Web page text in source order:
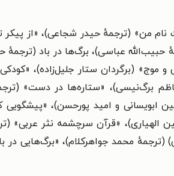
من» (ترجمهٔ حیدر شجاعی)، «از پیکر
عباسی)، برگ‌ها در باد
(برگردان ستار جلیل‌زاده)،
برگ‌نیسی)، «ستاره‌ها در دست»
و امید پورحسن)، «پیشگویی کن
الهیاری)، «قرآن سرچشمه نثر عربی»
محمد جواهرکلام)، «برگ‌هایی در